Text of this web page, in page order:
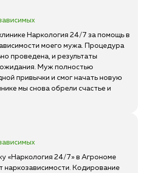
Наркология 24/7 за помощь в
моего мужа. Процедура
проведена, и результаты
Муж полностью
привычки и смог начать новую
мы снова обрели счастье и
«Наркология 24/7» в Агрономе
наркозависимости. Кодирование